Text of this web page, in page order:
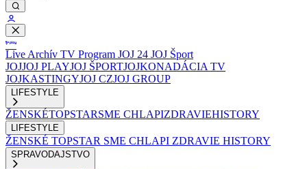
Live Archív TV Program JOJ 24 JOJ Šport
JOJJOJ PLAYJOJ ŠPORTJOJKONADÁCIA TV
JOJKASTINGYJOJ CZJOJ GROUP
LIFESTYLE
ŽENSKÉTOPSTARSME CHLAPIZDRAVIEHISTORY
LIFESTYLE
ŽENSKÉ TOPSTAR SME CHLAPI ZDRAVIE HISTORY
SPRAVODAJSTVO